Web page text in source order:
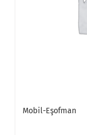
Mobil-Eşofman